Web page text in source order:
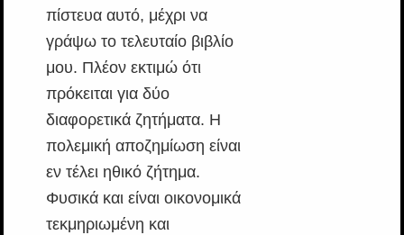
πίστευα αυτό, μέχρι να
γράψω το τελευταίο βιβλίο
μου. Πλέον εκτιμώ ότι
πρόκειται για δύο
διαφορετικά ζητήματα. Η
πολεμική αποζημίωση είναι
εν τέλει ηθικό ζήτημα.
Φυσικά και είναι οικονομικά
τεκμηριωμένη και